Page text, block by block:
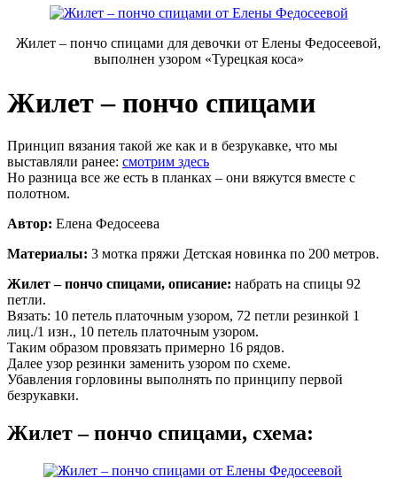
Жилет – пончо спицами для девочки от Елены Федосеевой,
выполнен узором «Турецкая коса»
Жилет – пончо спицами
Принцип вязания такой же как и в безрукавке, что мы
выставляли ранее: смотрим здесь
Но разница все же есть в планках – они вяжутся вместе с
полотном.
Автор: Елена Федосеева
Материалы: 3 мотка пряжи Детская новинка по 200 метров.
Жилет – пончо спицами, описание: набрать на спицы 92
петли.
Вязать: 10 петель платочным узором, 72 петли резинкой 1
лиц./1 изн., 10 петель платочным узором.
Таким образом провязать примерно 16 рядов.
Далее узор резинки заменить узором по схеме.
Убавления горловины выполнять по принципу первой
безрукавки.
Жилет – пончо спицами, схема: